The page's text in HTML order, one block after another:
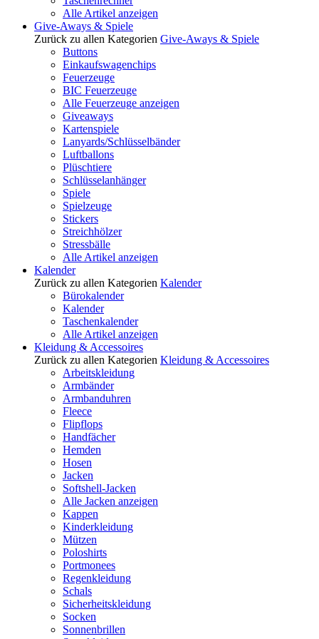
Alle Artikel anzeigen
Give-Aways & Spiele
Zurück zu allen Kategorien Give-Aways & Spiele
Buttons
Einkaufswagenchips
Feuerzeuge
BIC Feuerzeuge
Alle Feuerzeuge anzeigen
Giveaways
Kartenspiele
Lanyards/Schlüsselbänder
Luftballons
Plüschtiere
Schlüsselanhänger
Spiele
Spielzeuge
Stickers
Streichhölzer
Stressbälle
Alle Artikel anzeigen
Kalender
Zurück zu allen Kategorien Kalender
Bürokalender
Kalender
Taschenkalender
Alle Artikel anzeigen
Kleidung & Accessoires
Zurück zu allen Kategorien Kleidung & Accessoires
Arbeitskleidung
Armbänder
Armbanduhren
Fleece
Flipflops
Handfächer
Hemden
Hosen
Jacken
Softshell-Jacken
Alle Jacken anzeigen
Kappen
Kinderkleidung
Mützen
Poloshirts
Portmonees
Regenkleidung
Schals
Sicherheitskleidung
Socken
Sonnenbrillen